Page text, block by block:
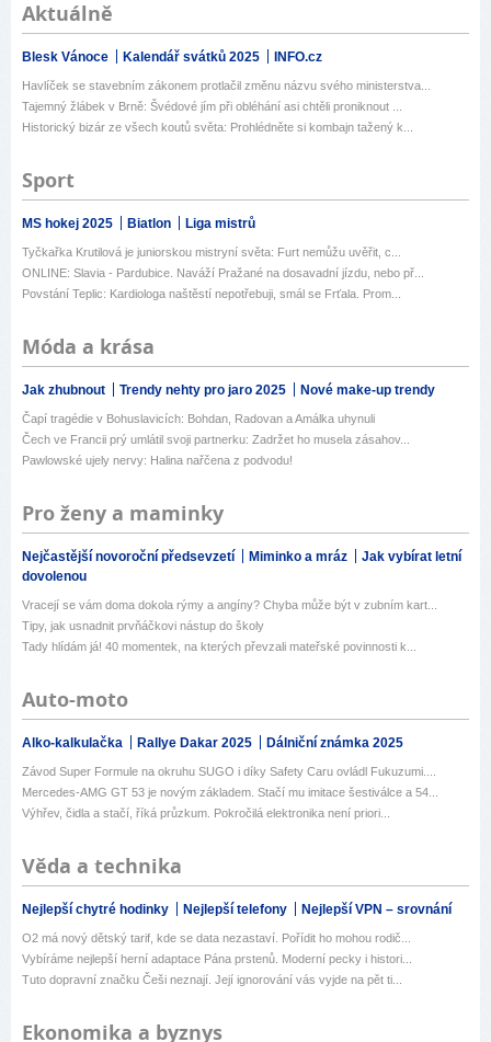
Aktuálně
Blesk Vánoce Kalendář svátků 2025 INFO.cz
Havlíček se stavebním zákonem protlačil změnu názvu svého ministerstva...
Tajemný žlábek v Brně: Švédové jím při obléhání asi chtěli proniknout ...
Historický bizár ze všech koutů světa: Prohlédněte si kombajn tažený k...
Sport
MS hokej 2025 Biatlon Liga mistrů
Tyčkařka Krutilová je juniorskou mistryní světa: Furt nemůžu uvěřit, c...
ONLINE: Slavia - Pardubice. Naváží Pražané na dosavadní jízdu, nebo př...
Povstání Teplic: Kardiologa naštěstí nepotřebuji, smál se Frťala. Prom...
Móda a krása
Jak zhubnout Trendy nehty pro jaro 2025 Nové make-up trendy
Čapí tragédie v Bohuslavicích: Bohdan, Radovan a Amálka uhynuli
Čech ve Francii prý umlátil svoji partnerku: Zadržet ho musela zásahov...
Pawlowské ujely nervy: Halina nařčena z podvodu!
Pro ženy a maminky
Nejčastější novoroční předsevzetí Miminko a mráz
Jak vybírat letní
dovolenou
Vracejí se vám doma dokola rýmy a angíny? Chyba může být v zubním kart...
Tipy, jak usnadnit prvňáčkovi nástup do školy
Tady hlídám já! 40 momentek, na kterých převzali mateřské povinnosti k...
Auto-moto
Alko-kalkulačka Rallye Dakar 2025 Dálniční známka 2025
Závod Super Formule na okruhu SUGO i díky Safety Caru ovládl Fukuzumi....
Mercedes-AMG GT 53 je novým základem. Stačí mu imitace šestiválce a 54...
Výhřev, čidla a stačí, říká průzkum. Pokročilá elektronika není priori...
Věda a technika
Nejlepší chytré hodinky Nejlepší telefony Nejlepší VPN – srovnání
O2 má nový dětský tarif, kde se data nezastaví. Pořídit ho mohou rodič...
Vybíráme nejlepší herní adaptace Pána prstenů. Moderní pecky i histori...
Tuto dopravní značku Češi neznají. Její ignorování vás vyjde na pět ti...
Ekonomika a byznys